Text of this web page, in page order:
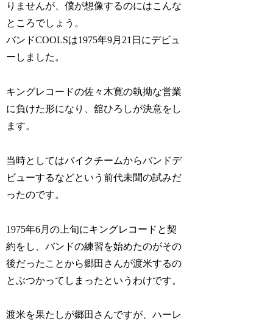
りませんが、僕が想像するのにはこんな
ところでしょう。
バンドCOOLSは1975年9月21日にデビュ
ーしました。
キングレコードの佐々木寛の執拗な営業
に負けた形になり、舘ひろしが決意をし
ます。
当時としてはバイクチームからバンドデ
ビューするなどという前代未聞の試みだ
ったのです。
1975年6月の上旬にキングレコードと契
約をし、バンドの練習を始めたのがその
後だったことから郷田さんが渡米するの
とぶつかってしまったというわけです。
渡米を果たしが郷田さんですが、ハーレ